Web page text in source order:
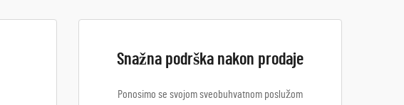
Snažna podrška nakon prodaje
Ponosimo se svojom sveobuhvatnom poslužom